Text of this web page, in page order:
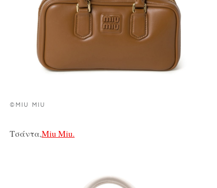
©MIU MIU
Τσάντα,Miu Miu.